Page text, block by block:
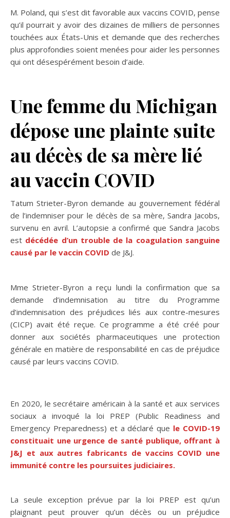
M. Poland, qui s’est dit favorable aux vaccins COVID, pense
qu’il pourrait y avoir des dizaines de milliers de personnes
touchées aux États-Unis et demande que des recherches
plus approfondies soient menées pour aider les personnes
qui ont désespérément besoin d’aide.
Une femme du Michigan
dépose une plainte suite
au décès de sa mère lié
au vaccin COVID
Tatum Strieter-Byron demande au gouvernement fédéral
de l’indemniser pour le décès de sa mère, Sandra Jacobs,
survenu en avril. L’autopsie a confirmé que Sandra Jacobs
est décédée d’un trouble de la coagulation sanguine
causé par le vaccin COVID de J&J.
Mme Strieter-Byron a reçu lundi la confirmation que sa
demande d’indemnisation au titre du Programme
d’indemnisation des préjudices liés aux contre-mesures
(CICP) avait été reçue. Ce programme a été créé pour
donner aux sociétés pharmaceutiques une protection
générale en matière de responsabilité en cas de préjudice
causé par leurs vaccins COVID.
En 2020, le secrétaire américain à la santé et aux services
sociaux a invoqué la loi PREP (Public Readiness and
Emergency Preparedness) et a déclaré que le COVID-19
constituait une urgence de santé publique, offrant à
J&J et aux autres fabricants de vaccins COVID une
immunité contre les poursuites judiciaires.
La seule exception prévue par la loi PREP est qu’un
plaignant peut prouver qu’un décès ou un préjudice